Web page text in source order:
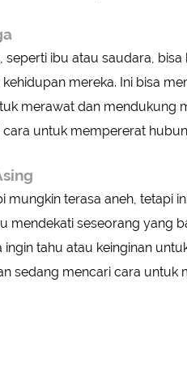
ibu atau saudara, bisa
mereka. Ini bisa
merawat dan mendukung
untuk mempererat
terasa aneh, tetapi
mendekati seseorang yang
tahu atau keinginan
sedang mencari cara untuk